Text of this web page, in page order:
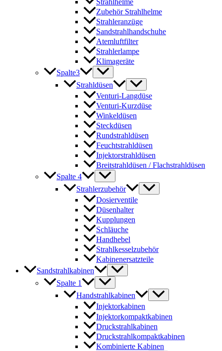
Zubehör Strahlhelme
Strahleranzüge
Sandstrahlhandschuhe
Atemluftfilter
Strahlerlampe
Klimageräte
Spalte3
Strahldüsen
Venturi-Langdüse
Venturi-Kurzdüse
Winkeldüsen
Steckdüsen
Rundstrahldüsen
Feuchtstrahldüsen
Injektorstrahldüsen
Breitstrahldüsen / Flachstrahldüsen
Spalte 4
Strahlerzubehör
Dosierventile
Düsenhalter
Kupplungen
Schläuche
Handhebel
Strahlkesselzubehör
Kabinenersatzteile
Sandstrahlkabinen
Spalte 1
Handstrahlkabinen
Injektorkabinen
Injektorkompaktkabinen
Druckstrahlkabinen
Druckstrahlkompaktkabinen
Kombinierte Kabinen